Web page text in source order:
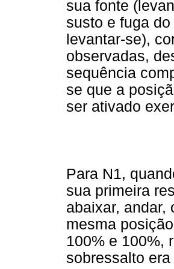
sua fonte
susto e fuga
levantar-se),
observadas,
sequência
se que a
ser ativado
Para N1,
sua primeira
abaixar, andar,
mesma
100% e 100%,
sobressalto